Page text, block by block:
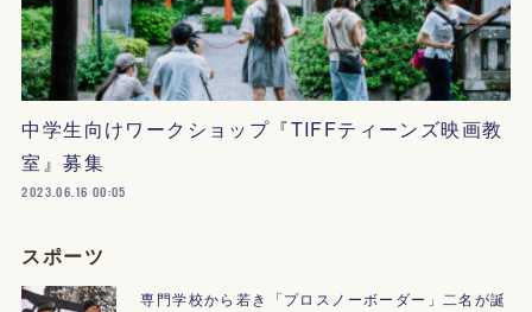
中学生向けワークショップ『TIFFティーンズ映画教
室』募集
2023.06.16 00:05
スポーツ
専門学校から若き「プロスノーボーダー」二名が誕